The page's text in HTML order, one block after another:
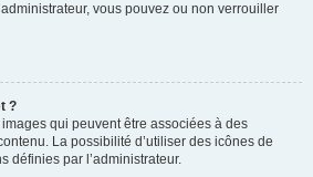
vous pouvez ou non verrouiller
?
qui peuvent être associées à des
La possibilité d’utiliser des icônes de
définies par l’administrateur.